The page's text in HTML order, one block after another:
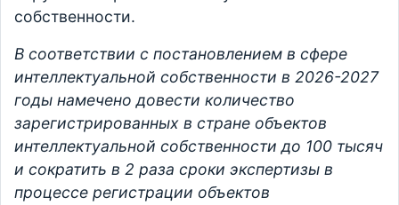
собственности.
В соответствии с постановлением в сфере
интеллектуальной собственности в 2026-2027
годы намечено довести количество
зарегистрированных в стране объектов
интеллектуальной собственности до 100 тысяч
и сократить в 2 раза сроки экспертизы в
процессе регистрации объектов